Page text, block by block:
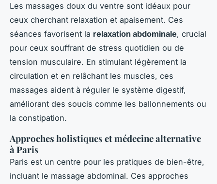
Les massages doux du ventre sont idéaux pour
ceux cherchant relaxation et apaisement. Ces
séances favorisent la relaxation abdominale, crucial
pour ceux souffrant de stress quotidien ou de
tension musculaire. En stimulant légèrement la
circulation et en relâchant les muscles, ces
massages aident à réguler le système digestif,
améliorant des soucis comme les ballonnements ou
la constipation.
Approches holistiques et médecine alternative
à Paris
Paris est un centre pour les pratiques de bien-être,
incluant le massage abdominal. Ces approches